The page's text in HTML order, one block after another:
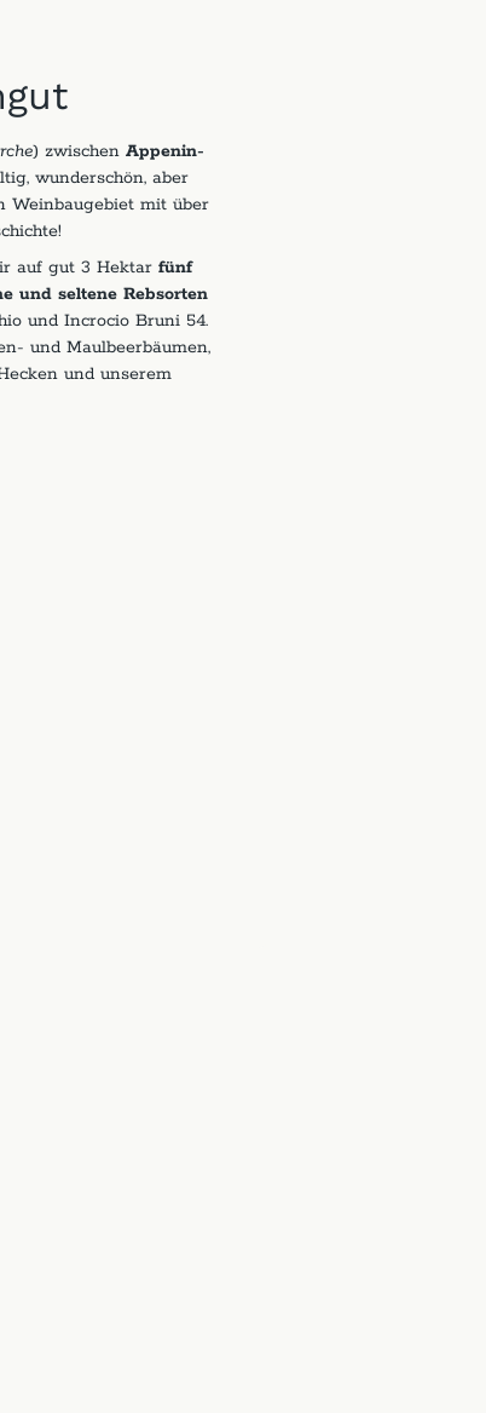
) zwischen Appenin-
wunderschön, aber
Weinbaugebiet mit über
auf gut 3 Hektar fünf
und seltene Rebsorten
und Incrocio Bruni 54.
und Maulbeerbäumen,
und unserem